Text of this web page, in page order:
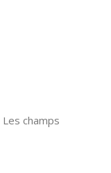
Les champs